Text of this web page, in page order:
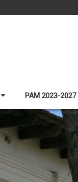
PAM 2023-2027